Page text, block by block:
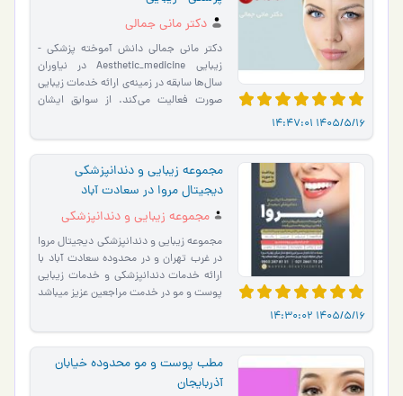
1405/5/16 14:47:01
Aesthetic_medicine
دکتر مانی جمالی
دکتر مانی جمالی دانش آموخته پزشکی -
زیبایی Aesthetic_medicine در نیاوران
سال‌ها سابقه در زمینه‌ی ارائه خدمات زیبایی
صورت فعالیت می‌کند. از سوابق ایشان
1405/5/16 14:30:02
مجموعه زیبایی و دندانپزشکی
دیجیتال مروا در سعادت آباد
مجموعه زیبایی و دندانپزشکی
دیجیتال مروا
مجموعه زیبایی و دندانپزشکی دیجیتال مروا
در غرب تهران و در محدوده سعادت آباد با
ارائه خدمات دندانپزشکی و خدمات زیبایی
پوست و مو در خدمت مراجعین عزیز میباشد
مطب پوست و مو محدوده خیابان
آذربایجان